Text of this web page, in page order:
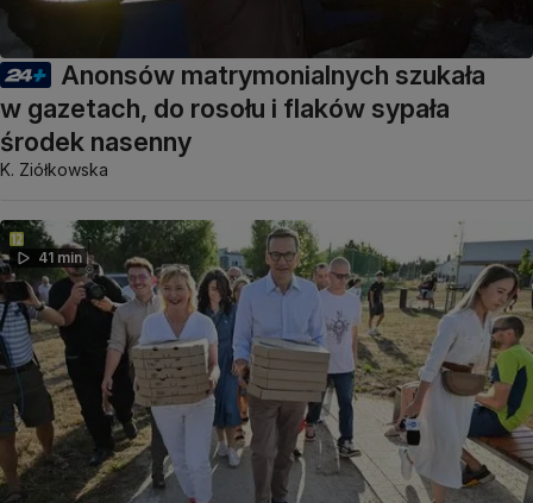
Anonsów matrymonialnych szukała
w gazetach, do rosołu i flaków sypała
środek nasenny
K. Ziółkowska
41 min